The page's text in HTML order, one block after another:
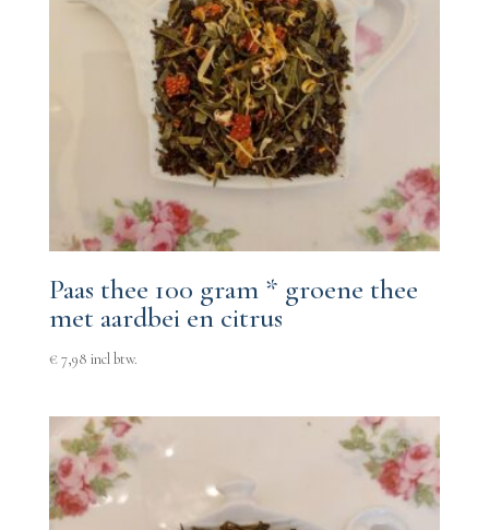
Paas thee 100 gram * groene thee
met aardbei en citrus
€7,98 incl btw.